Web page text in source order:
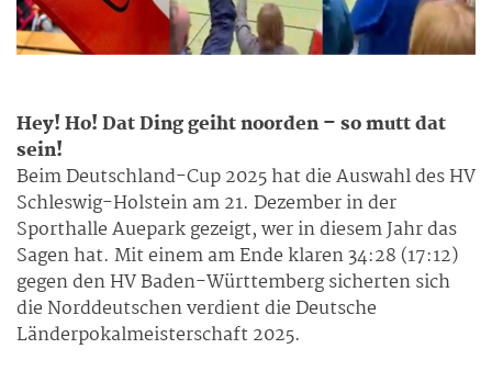
Hey! Ho! Dat Ding geiht noorden – so mutt dat
sein!
Beim Deutschland-Cup 2025 hat die Auswahl des HV
Schleswig-Holstein am 21. Dezember in der
Sporthalle Auepark gezeigt, wer in diesem Jahr das
Sagen hat. Mit einem am Ende klaren 34:28 (17:12)
gegen den HV Baden-Württemberg sicherten sich
die Norddeutschen verdient die Deutsche
Länderpokalmeisterschaft 2025.